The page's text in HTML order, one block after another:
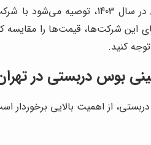
برای اطلاع دقیق از قیمت اجاره
شرکت‌ها، قیمت‌ها را مقایسه
کنید.
بوس دربستی در
از اهمیت بالایی